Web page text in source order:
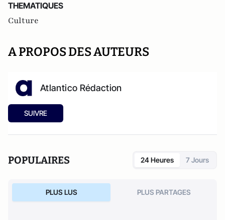
THEMATIQUES
Culture
A PROPOS DES AUTEURS
Atlantico Rédaction
SUIVRE
POPULAIRES 24 Heures 7 Jours
PLUS LUS PLUS PARTAGES